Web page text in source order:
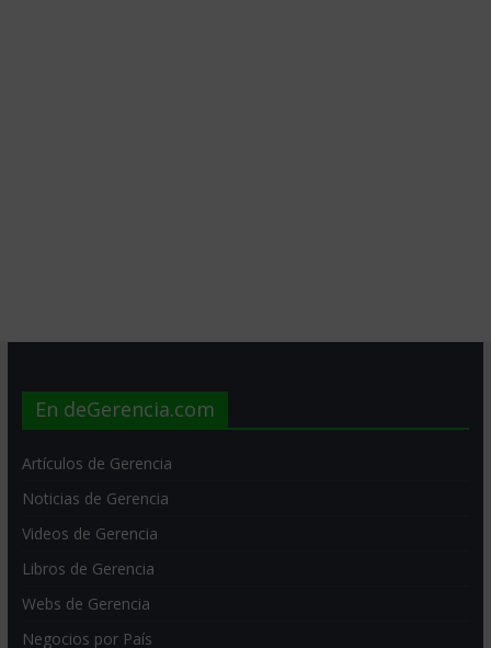
En deGerencia.com
Artículos de Gerencia
Noticias de Gerencia
Videos de Gerencia
Libros de Gerencia
Webs de Gerencia
Negocios por País